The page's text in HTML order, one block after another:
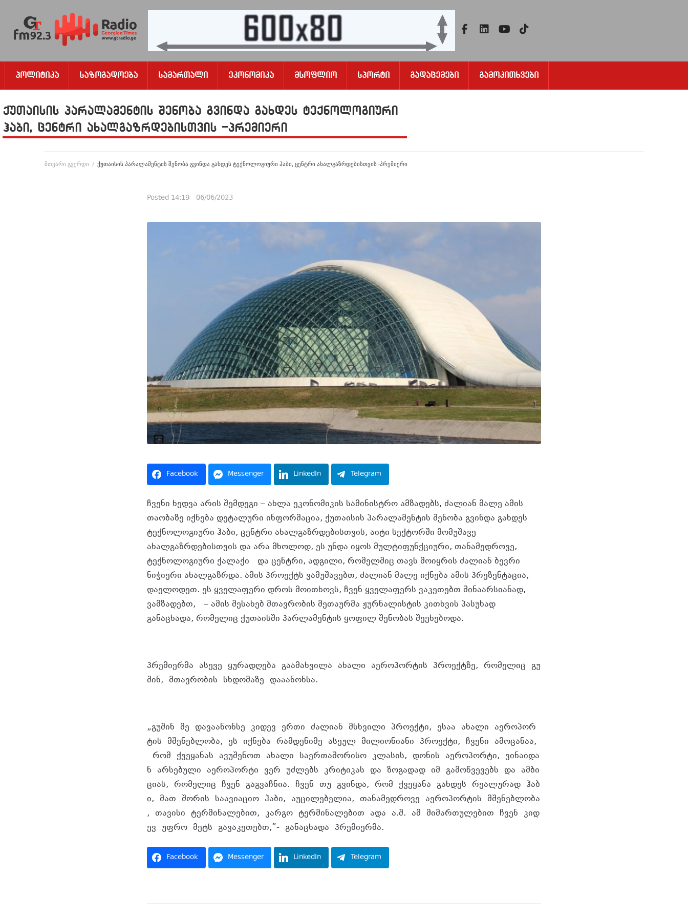
Პოლიტიკა Საზოგადოება Სამართალი Ეკონომიკა Მსოფლიო Სპორტი Გადაცემები Გამოკითხვები
ქუთაისის პარალამენტის შენობა გვინდა გახდეს ტექნოლოგიური
ჰაბი, ცენტრი ახალგაზრდებისთვის -პრემიერი
მთვარი გვერდი / ქუთაისის პარალამენტის შენობა გვინდა გახდეს ტექნოლოგიური ჰაბი, ცენტრი ახალგაზრდებისთვის -პრემიერი
Posted 14:19 - 06/06/2023
Facebook Messenger LinkedIn Telegram
ჩვენი ხედვა არის შემდეგი – ახლა ეკონომიკის სამინისტრო ამზადებს, ძალიან მალე ამის
თაობაზე იქნება დეტალური ინფორმაცია, ქუთაისის პარალამენტის შენობა გვინდა გახდეს
ტექნოლოგიური ჰაბი, ცენტრი ახალგაზრდებისთვის, აიტი სექტორში მომუშავე
ახალგაზრდებისთვის და არა მხოლოდ, ეს უნდა იყოს მულტიფუნქციური, თანამედროვე,
ტექნოლოგიური ქალაქი და ცენტრი, ადგილი, რომელშიც თავს მოიყრის ძალიან ბევრი
ნიჭიერი ახალგაზრდა. ამის პროექტს ვამუშავებთ, ძალიან მალე იქნება ამის პრეზენტაცია,
დაელოდეთ. ეს ყველაფერი დროს მოითხოვს, ჩვენ ყველაფერს ვაკეთებთ შინაარსიანად,
ვამზადებთ, – ამის შესახებ მთავრობის მეთაურმა ჟურნალისტის კითხვის პასუხად
განაცხადა, რომელიც ქუთაისში პარლამენტის ყოფილ შენობას შეეხებოდა.
პრემიერმა ასევე ყურადღება გაამახვილა ახალი აეროპორტის პროექტზე, რომელიც გუ
შინ, მთავრობის სხდომაზე დააანონსა.
„გუშინ მე დავაანონსე კიდევ ერთი ძალიან მსხვილი პროექტი, ესაა ახალი აეროპორ
ტის მშენებლობა, ეს იქნება რამდენიმე ასეულ მილიონიანი პროექტი, ჩვენი ამოცანაა,
რომ ქვეყანას ავუშენოთ ახალი საერთაშორისო კლასის, დონის აეროპორტი, ვინაიდა
ნ არსებული აეროპორტი ვერ უძლებს კრიტიკას და ზოგადად იმ გამოწვევებს და ამბი
ციას, რომელიც ჩვენ გაგვაჩნია. ჩვენ თუ გვინდა, რომ ქვეყანა გახდეს რეალურად ჰაბ
ი, მათ შორის საავიაციო ჰაბი, აუცილებელია, თანამედროვე აეროპორტის მშენებლობა
, თავისი ტერმინალებით, კარგო ტერმინალებით ადა ა.შ. ამ მიმართულებით ჩვენ კიდ
ევ უფრო მეტს გავაკეთებთ,”- განაცხადა პრემიერმა.
Facebook Messenger LinkedIn Telegram